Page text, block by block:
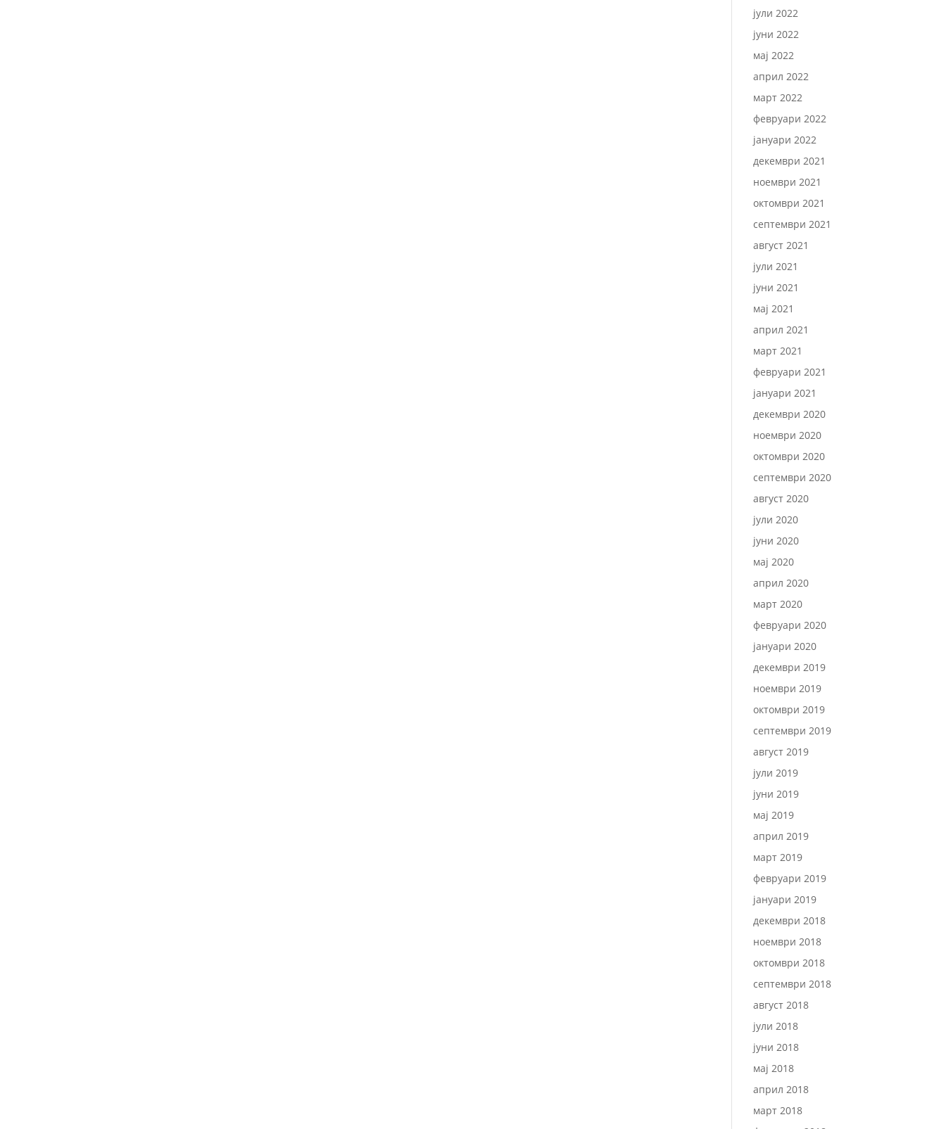
јули 2022
јуни 2022
мај 2022
април 2022
март 2022
февруари 2022
јануари 2022
декември 2021
ноември 2021
октомври 2021
септември 2021
август 2021
јули 2021
јуни 2021
мај 2021
април 2021
март 2021
февруари 2021
јануари 2021
декември 2020
ноември 2020
октомври 2020
септември 2020
август 2020
јули 2020
јуни 2020
мај 2020
април 2020
март 2020
февруари 2020
јануари 2020
декември 2019
ноември 2019
октомври 2019
септември 2019
август 2019
јули 2019
јуни 2019
мај 2019
април 2019
март 2019
февруари 2019
јануари 2019
декември 2018
ноември 2018
октомври 2018
септември 2018
август 2018
јули 2018
јуни 2018
мај 2018
април 2018
март 2018